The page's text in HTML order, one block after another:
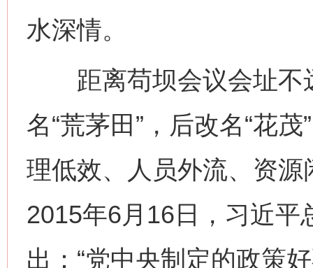
水深情。
距离苟坝会议会址不
名“荒茅田”，后改名“花
理低效、人员外流、资
2015年6月16日，习近平
出：“党中央制定的政策